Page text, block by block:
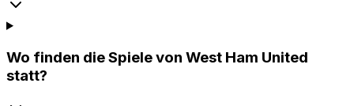
Wo finden die Spiele von West Ham United
statt?